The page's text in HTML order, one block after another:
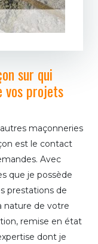
sur qui
vos projets
maçonneries
est le contact
Avec
que je possède
prestations de
nature de votre
remise en état
dont je